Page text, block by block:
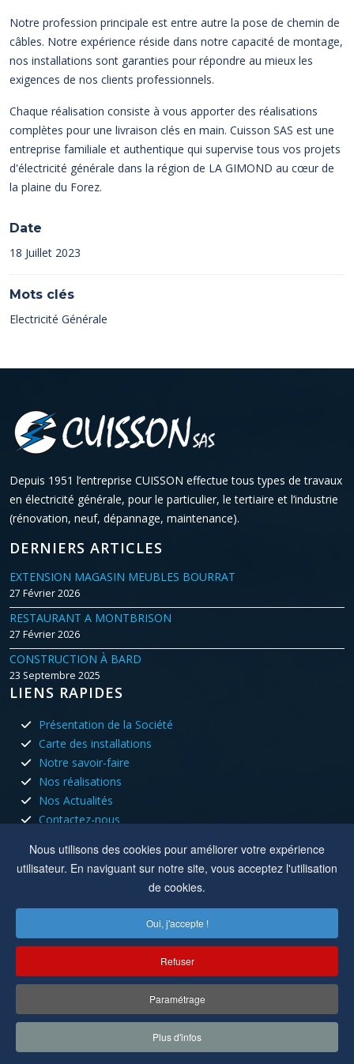
Nous utilisons des cookies pour améliorer votre expérience
utilisateur. En naviguant sur notre site, vous acceptez l'utilisation
de cookies.
Oui, j'accepte !
Refuser
Paramétrage
Plus d'infos
Notre profession principale est entre autre la pose de chemin de
câbles. Notre expérience réside dans notre capacité de montage,
nos installations sont garanties pour répondre au mieux les
exigences de nos clients professionnels.
Chaque réalisation consiste à vous apporter des réalisations
complètes pour une livraison clés en main. Cuisson SAS est une
entreprise familiale et authentique qui supervise tous vos projets
d'électricité générale dans la région de LA GIMOND au cœur de
la plaine du Forez.
Date
18 Juillet 2023
Mots clés
Electricité Générale
Depuis 1951 l’entreprise CUISSON effectue tous types de travaux
en électricité générale, pour le particulier, le tertiaire et l’industrie
(rénovation, neuf, dépannage, maintenance).
DERNIERS ARTICLES
EXTENSION MAGASIN MEUBLES BOURRAT
27 Février 2026
RESTAURANT A MONTBRISON
27 Février 2026
CONSTRUCTION À BARD
23 Septembre 2025
LIENS RAPIDES
Présentation de la Société
Carte des installations
Notre savoir-faire
Nos réalisations
Nos Actualités
Contactez-nous
HORAIRES D'OUVERTURE
Nous sommes ouvert tous les jours du lundi au vendredi aux
8h à 12h - 13h30 à 17h30
Mer, Ven :8h à 12h
8 rue du capitole 42110 Feurs
Cuisson Electricité
Réalisation parMC&C